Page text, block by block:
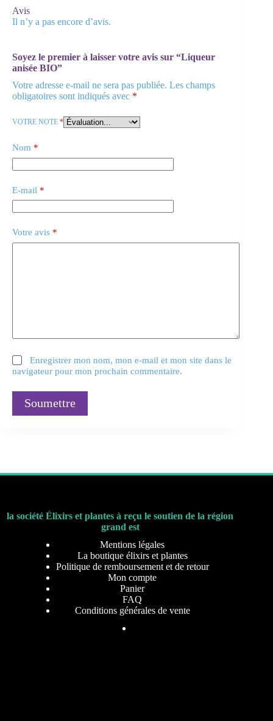
Avis
Il n’y a pas encore d’avis.
Soyez le premier à laisser votre avis sur “Liqueur
anisée BIO”
Votre adresse e-mail ne sera pas publiée. Les champs
obligatoires sont indiqués avec *
VOTRE NOTE *
Nom *
E-mail *
Votre avis *
Enregistrer mon nom, mon e-mail et mon site dans le
navigateur pour mon prochain commentaire.
Soumettre
la société Élixirs et plantes à reçu le soutien de la région
grand est
Mentions légales
La boutique élixirs et plantes
Politique de remboursement et de retour
Mon compte
Panier
FAQ
Conditions générales de vente